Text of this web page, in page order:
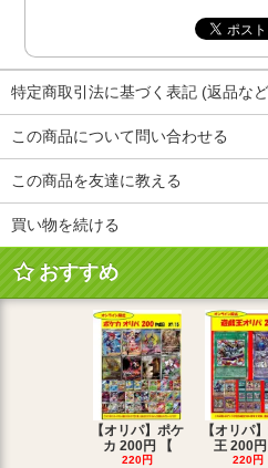
特定商取引法に基づく表記 (返品な
この商品について問い合わせる
この商品を友達に教える
買い物を続ける
おすすめ
【オリパ】ポケ
カ 200円 【
220円
【オリパ
王 200
220円